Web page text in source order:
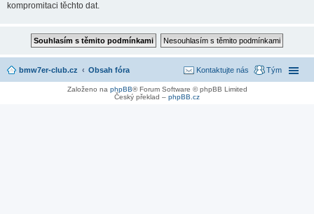
kompromitaci těchto dat.
bmw7er-club.cz Obsah fóra Tým
Kontaktujte nás
Založeno na phpBB® Forum Software © phpBB Limited
Český překlad – phpBB.cz